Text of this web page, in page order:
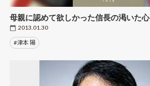
母親に認めて欲しかった信長の渇いた心
2013.01.30
#津本 陽